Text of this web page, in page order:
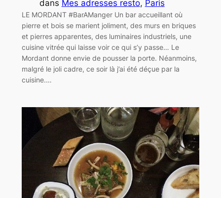
dans Mes adresses resto, Paris
LE MORDANT #BarAManger Un bar accueillant où
pierre et bois se marient joliment, des murs en briques
et pierres apparentes, des luminaires industriels, une
cuisine vitrée qui laisse voir ce qui s’y passe… Le
Mordant donne envie de pousser la porte. Néanmoins,
malgré le joli cadre, ce soir là j’ai été déçue par la
cuisine.…